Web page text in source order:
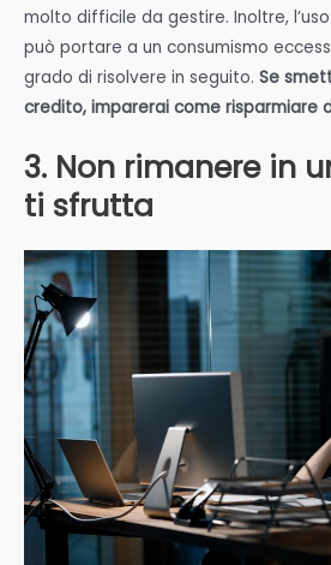
molto difficile da gestire. Inoltre,
può portare a un consumismo
grado di risolvere in seguito. Se
credito, imparerai come risparmiare
3. Non rimanere in
ti sfrutta